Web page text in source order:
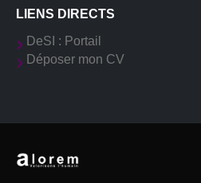
LIENS DIRECTS
DeSI : Portail
Déposer mon CV